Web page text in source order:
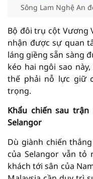
Sông Lam Nghệ An
Bộ đôi trụ cột Vương
nhận được sự quan
láng giềng sẵn sàng
kéo hai ngôi sao
thế phải nỗ lực giữ
trọng.
Khẩu chiến sau
Selangor
Dù giành chiến
của Selangor vẫn
khách tới sân của